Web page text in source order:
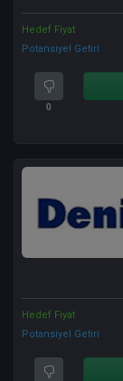
Hedef Fiyat
Potansiyel Getiri
0
Hedef Fiyat
Potansiyel Getiri